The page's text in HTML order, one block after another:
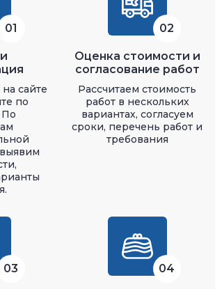
01
сайте
по
По
02
Оценка стоимости и
согласование работ
Рассчитаем стоимость
работ в нескольких
вариантах, согласуем
сроки, перечень работ и
требования
03 04